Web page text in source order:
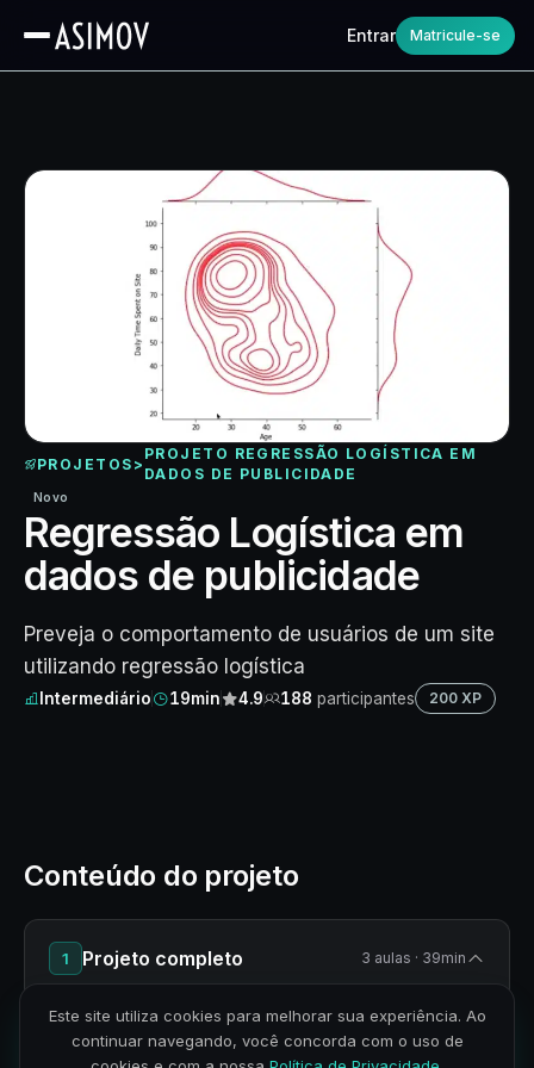
Entrar Matricule-se
PROJETOS >
PROJETO REGRESSÃO LOGÍSTICA EM
DADOS DE PUBLICIDADE
Novo
Regressão Logística em
dados de publicidade
Preveja o comportamento de usuários de um site
utilizando regressão logística
Intermediário 19min 4.9 188 participantes 200 XP
Conteúdo do projeto
1 Projeto completo 3 aulas · 39min
Este site utiliza cookies para melhorar sua experiência. Ao
continuar navegando, você concorda com o uso de